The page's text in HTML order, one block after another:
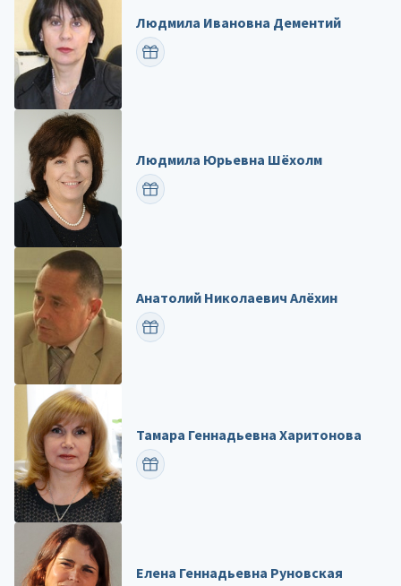
Людмила Ивановна Дементий
ПОЗДРАВИТЬ
Людмила Юрьевна Шёхолм
ПОЗДРАВИТЬ
Анатолий Николаевич Алёхин
ПОЗДРАВИТЬ
Тамара Геннадьевна Харитонова
ПОЗДРАВИТЬ
Елена Геннадьевна Руновская